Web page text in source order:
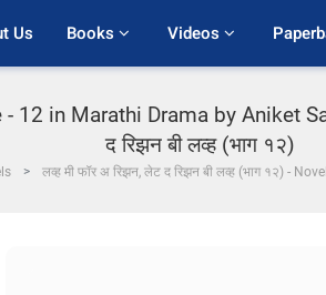
Us Books Videos
in Marathi Drama by Aniket
द रिझन बी लव्ह (भाग १२)
लव्ह मी फॉर अ रिझन, लेट द रिझन बी लव्ह (भाग १२) -